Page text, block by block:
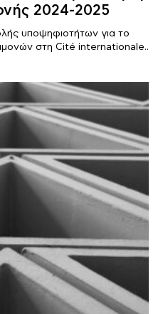
2024-2025
υποψηφιοτήτων για το
στη Cité internationale..